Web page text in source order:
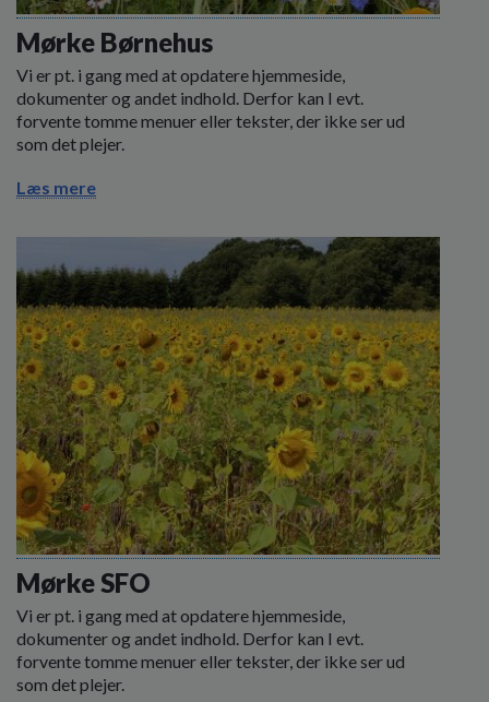
Mørke Børnehus
Vi er pt. i gang med at opdatere hjemmeside,
dokumenter og andet indhold. Derfor kan I evt.
forvente tomme menuer eller tekster, der ikke ser ud
som det plejer.
Læs mere
Mørke SFO
Vi er pt. i gang med at opdatere hjemmeside,
dokumenter og andet indhold. Derfor kan I evt.
forvente tomme menuer eller tekster, der ikke ser ud
som det plejer.